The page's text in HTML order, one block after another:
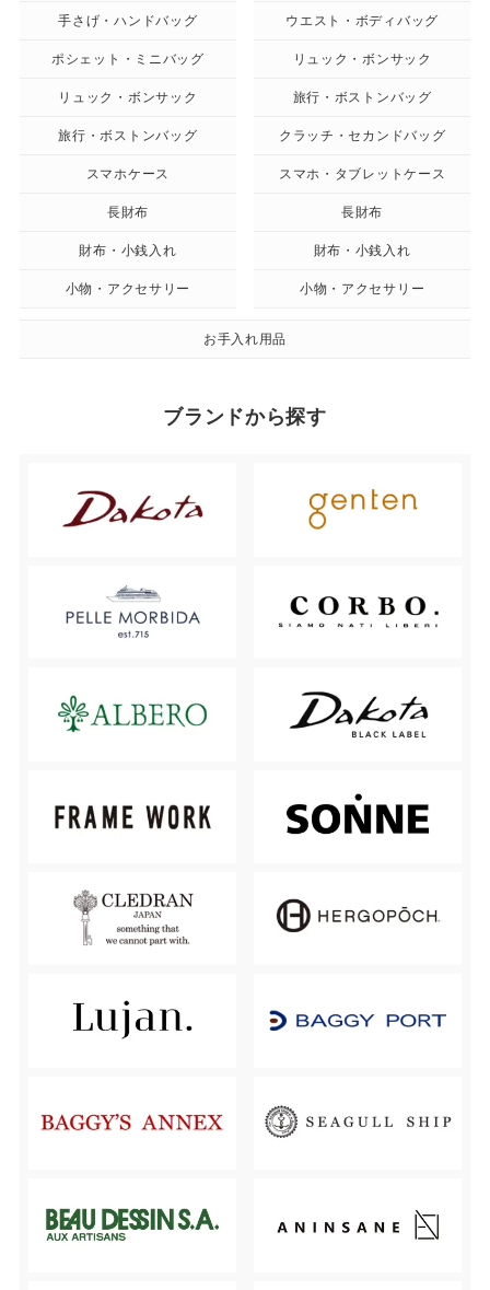
手さげ・ハンドバッグ
ポシェット・ミニバッグ
リュック・ボンサック
旅行・ボストンバッグ
スマホケース
長財布
財布・小銭入れ
小物・アクセサリー
ウエスト・ボディバッグ
リュック・ボンサック
旅行・ボストンバッグ
クラッチ・セカンドバッグ
スマホ・タブレットケース
長財布
財布・小銭入れ
小物・アクセサリー
お手入れ用品
ブランドから探す